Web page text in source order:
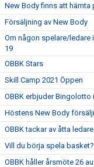
New Body finns att hämta
Försäljning av New Body
Om någon spelare/ledare
19
OBBK Stars
Skill Camp 2021 Öppen
OBBK erbjuder Bingolotto
Höstens New Body
OBBK tackar av åtta ledare
Vill du börja spela basket?
OBBK håller årsmöte 26